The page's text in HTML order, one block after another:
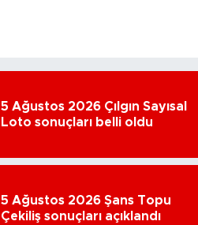
5 Ağustos 2026 Çılgın Sayısal
Loto sonuçları belli oldu
5 Ağustos 2026 Şans Topu
Çekiliş sonuçları açıklandı